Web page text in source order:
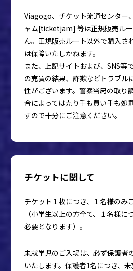
Viagogo、チケット流通センター
ャム[ticketjam] 等は正規販売ル
ん。正規販売ルート以外で購入さ
は保障いたしかねます。
また、上記サイトおよび、SNS等
の売買の結果、詐欺などトラブル
性がございます。警察当局の取り
合によっては売り手も買い手も処
すので十分にご注意ください。
チケットに関して
チケット１枚につき、１名様のみ
（小学生以上の方全て、１名様に
必要となります）。
未就学児のご入場は、必ず保護者
いたします。保護者1名につき、